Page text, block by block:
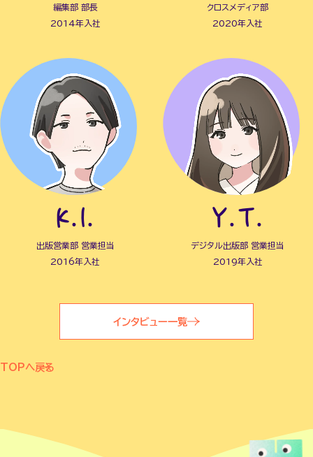
編集部 部長
2014年入社
クロスメディア部
2020年入社
K.I.
出版営業部 営業担当
2016年入社
Y.T.
デジタル出版部 営業担当
2019年入社
インタビュー一覧
TOPへ戻る